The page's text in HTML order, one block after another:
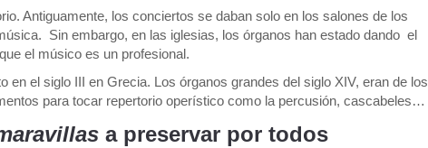
Antiguamente, los conciertos se daban solo en los salones de los
Sin embargo, en las iglesias, los órganos han estado dando el
el músico es un profesional.
el siglo III en Grecia. Los órganos grandes del siglo XIV, eran de los
para tocar repertorio operístico como la percusión, cascabeles…
a preservar por todos